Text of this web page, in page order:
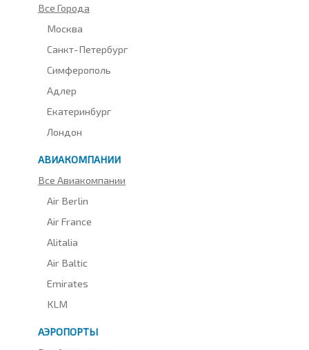
Все Города
Москва
Санкт-Петербург
Симферополь
Адлер
Екатеринбург
Лондон
АВИАКОМПАНИИ
Все Авиакомпании
Air Berlin
Air France
Alitalia
Air Baltic
Emirates
KLM
АЭРОПОРТЫ